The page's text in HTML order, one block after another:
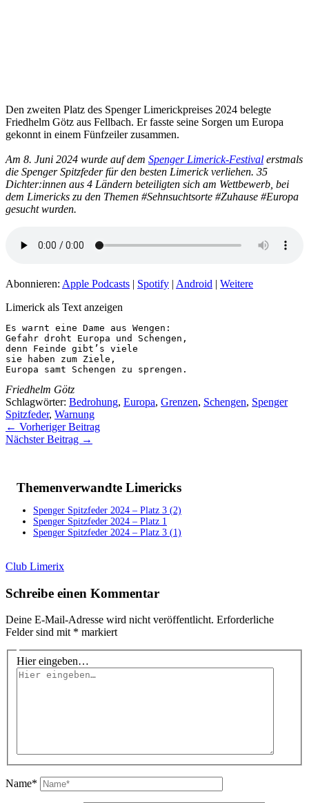
Den zweiten Platz des Spenger Limerickpreises 2024 belegte
Friedhelm Götz aus Fellbach. Er fasste seine Sorgen um Europa
gekonnt in einem Fünfzeiler zusammen.
Am 8. Juni 2024 wurde auf dem Spenger Limerick-Festival erstmals
die Spenger Spitzfeder für den besten Limerick verliehen. 35
Dichter:innen aus 4 Ländern beteiligten sich am Wettbewerb, bei
dem Limericks zu den Themen #Sehnsuchtsorte #Zuhause #Europa
gesucht wurden.
Abonnieren: Apple Podcasts | Spotify | Android | Weitere
Limerick als Text anzeigen
Es warnt eine Dame aus Wengen:
Gefahr droht Europa und Schengen,
denn Feinde gibt’s viele
sie haben zum Ziele,
Europa samt Schengen zu sprengen.
Friedhelm Götz
Schlagwörter: Bedrohung, Europa, Grenzen, Schengen, Spenger
Spitzfeder, Warnung
← Vorheriger Beitrag
Nächster Beitrag →
Themenverwandte Limericks
Spenger Spitzfeder 2024 – Platz 3 (2)
Spenger Spitzfeder 2024 – Platz 1
Spenger Spitzfeder 2024 – Platz 3 (1)
Club Limerix
Schreibe einen Kommentar
Deine E-Mail-Adresse wird nicht veröffentlicht. Erforderliche
Felder sind mit * markiert
Hier eingeben…
Name*